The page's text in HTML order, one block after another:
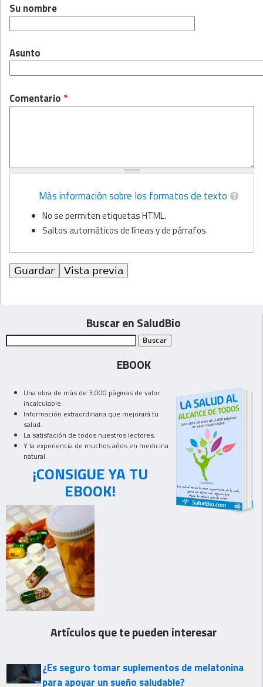
Su nombre
Asunto
Comentario *
Más información sobre los formatos de texto
No se permiten etiquetas HTML.
Saltos automáticos de líneas y de párrafos.
Buscar en SaludBio
EBOOK
Una obra de más de 3.000 páginas de valor
incalculable.
Información extraordinaria que mejorará tu
salud.
La satisfación de todos nuestros lectores.
Y la experiencia de muchos años en medicina
natural.
¡CONSIGUE YA TU
EBOOK!
Artículos que te pueden interesar
¿Es seguro tomar suplementos de melatonina
para apoyar un sueño saludable?